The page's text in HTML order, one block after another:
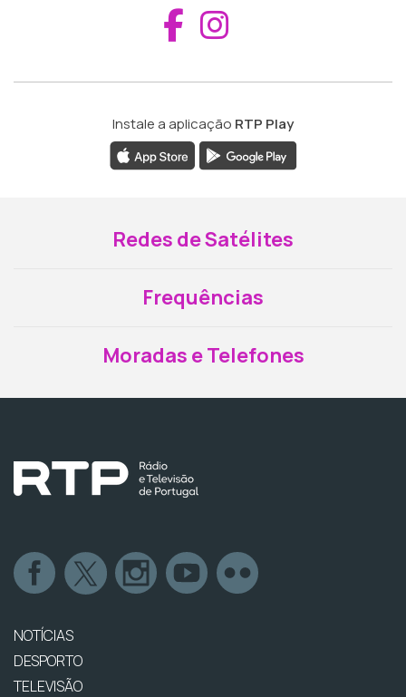
Aceder ao
Instale a aplicação RTP Play
Redes de Satélites
Frequências
Moradas e Telefones
NOTÍCIAS
DESPORTO
TELEVISÃO